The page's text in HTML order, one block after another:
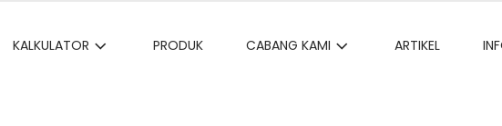
KALKULATOR PRODUK CABANG KAMI ARTIKEL